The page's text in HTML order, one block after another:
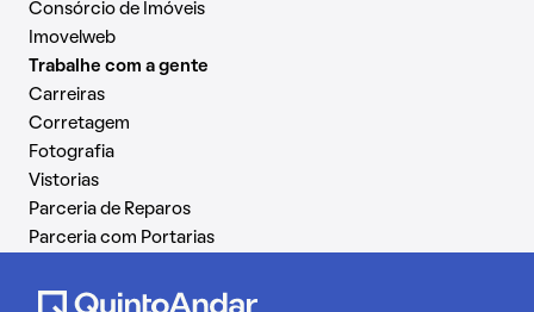
Consórcio de Imóveis
Imovelweb
Trabalhe com a gente
Carreiras
Corretagem
Fotografia
Vistorias
Parceria de Reparos
Parceria com Portarias